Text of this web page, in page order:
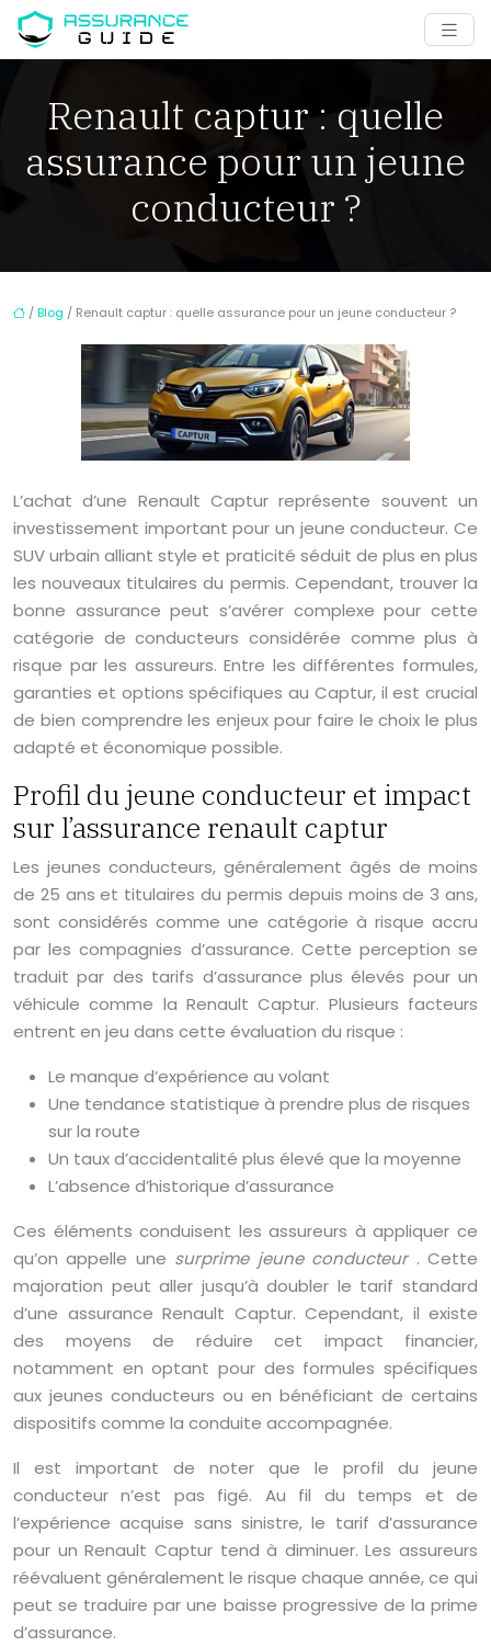
Renault captur : quelle
assurance pour un jeune
conducteur ?
/Blog / Renault captur : quelle assurance pour un jeune conducteur ?
L’achat d’une Renault Captur représente souvent un
investissement important pour un jeune conducteur. Ce
SUV urbain alliant style et praticité séduit de plus en plus
les nouveaux titulaires du permis. Cependant, trouver la
bonne assurance peut s’avérer complexe pour cette
catégorie de conducteurs considérée comme plus à
risque par les assureurs. Entre les différentes formules,
garanties et options spécifiques au Captur, il est crucial
de bien comprendre les enjeux pour faire le choix le plus
adapté et économique possible.
Profil du jeune conducteur et impact
sur l’assurance renault captur
Les jeunes conducteurs, généralement âgés de moins
de 25 ans et titulaires du permis depuis moins de 3 ans,
sont considérés comme une catégorie à risque accru
par les compagnies d’assurance. Cette perception se
traduit par des tarifs d’assurance plus élevés pour un
véhicule comme la Renault Captur. Plusieurs facteurs
entrent en jeu dans cette évaluation du risque :
Le manque d’expérience au volant
Une tendance statistique à prendre plus de risques
sur la route
Un taux d’accidentalité plus élevé que la moyenne
L’absence d’historique d’assurance
Ces éléments conduisent les assureurs à appliquer ce
qu’on appelle une surprime jeune conducteur . Cette
majoration peut aller jusqu’à doubler le tarif standard
d’une assurance Renault Captur. Cependant, il existe
des moyens de réduire cet impact financier,
notamment en optant pour des formules spécifiques
aux jeunes conducteurs ou en bénéficiant de certains
dispositifs comme la conduite accompagnée.
Il est important de noter que le profil du jeune
conducteur n’est pas figé. Au fil du temps et de
l’expérience acquise sans sinistre, le tarif d’assurance
pour un Renault Captur tend à diminuer. Les assureurs
réévaluent généralement le risque chaque année, ce qui
peut se traduire par une baisse progressive de la prime
d’assurance.